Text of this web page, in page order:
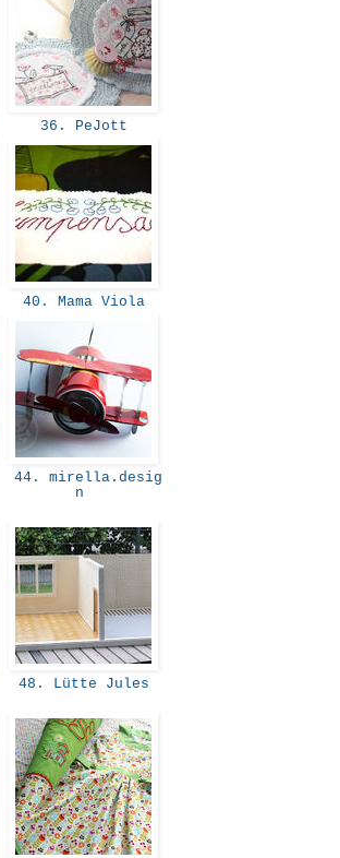
36. PeJott
40. Mama Viola
44. mirella.desig
n
48. Lütte Jules